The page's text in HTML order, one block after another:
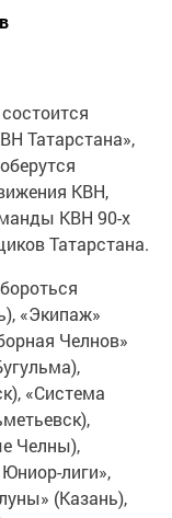
Татарстана»,
КВН,
КВН 90-х
Татарстана.
«Экипаж»
Челнов»
«Система
Челны),
лиги»,
(Казань),